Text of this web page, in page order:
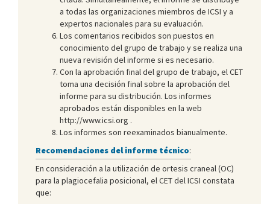
a todas las organizaciones miembros de ICSI y a
expertos nacionales para su evaluación.
Los comentarios recibidos son puestos en
conocimiento del grupo de trabajo y se realiza una
nueva revisión del informe si es necesario.
Con la aprobación final del grupo de trabajo, el CET
toma una decisión final sobre la aprobación del
informe para su distribución. Los informes
aprobados están disponibles en la web
http://www.icsi.org .
Los informes son reexaminados bianualmente.
Recomendaciones del informe técnico:
En consideración a la utilización de ortesis craneal (OC)
para la plagiocefalia posicional, el CET del ICSI constata
que: